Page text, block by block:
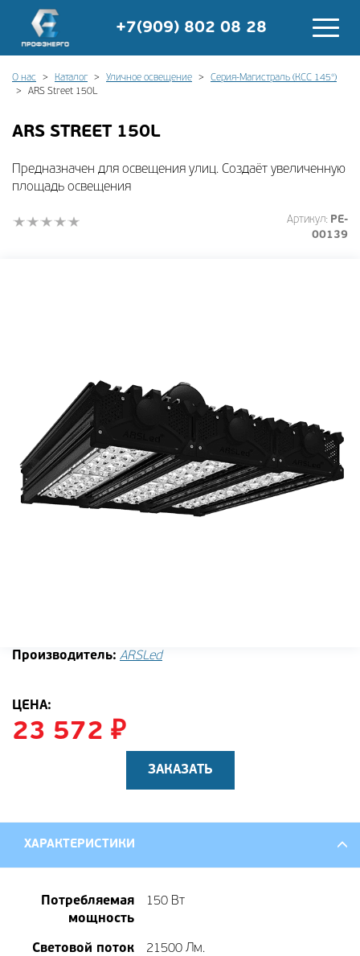
+7(909) 802 08 28
О нас Каталог Уличное освещение
Серия-Магистраль (КСС 145°)
ARS Street 150L
ARS STREET 150L
Предназначен для освещения улиц. Создаёт увеличенную
площадь освещения
Артикул: PE-
00139
Производитель: ARSLed
ЦЕНА:
23 572 ₽
ЗАКАЗАТЬ
ХАРАКТЕРИСТИКИ
Потребляемая
мощность
150 Вт
Световой поток 21500 Лм.